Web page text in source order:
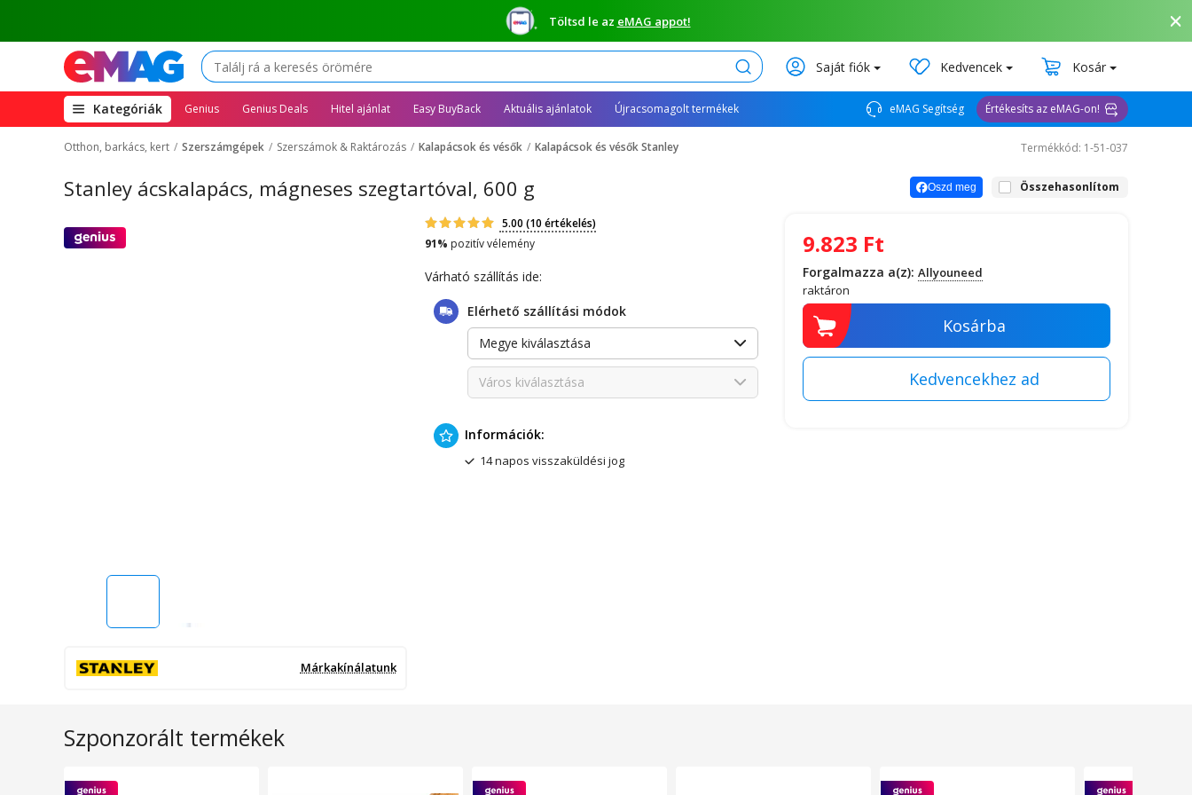
Töltsd le az eMAG appot!
Keresés Saját fiók Kedvencek Kosár
Kategóriák(open
megamenu)
Genius Genius Deals Hitel ajánlat Easy BuyBack Aktuális ajánlatok Újracsomagolt termékek eMAG Segítség Értékesíts az eMAG-on!
Otthon, barkács, kert Szerszámgépek Szerszámok & Raktározás Kalapácsok és vésők Kalapácsok és vésők Stanley Termékkód: 1-51-037
Stanley ácskalapács, mágneses szegtartóval, 600 g Oszd meg Összehasonlítom
Márkakínálatunk
5.00 (10 értékelés)
91% pozitív vélemény
Várható szállítás ide:
Elérhető szállítási módok
Megye kiválasztása
Város kiválasztása
Információk:
14 napos visszaküldési jog
9.823 Ft
Forgalmazza a(z):Allyouneed
raktáron
Kosárba
Szponzorált termékek